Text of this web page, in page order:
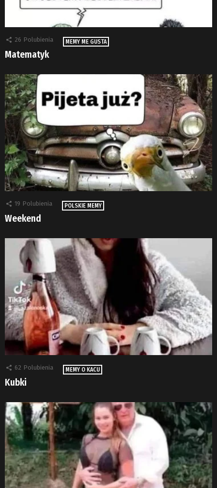
26 Polubienia MEMY ME GUSTA
Matematyk
19 Polubienia POLSKIE MEMY
Weekend
62 Polubienia MEMY O KACU
Kubki